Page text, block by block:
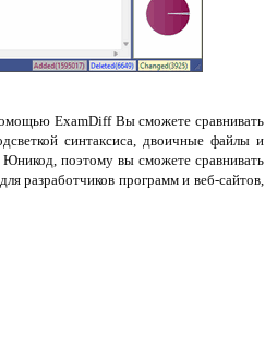
ExamDiff Вы сможете сравнивать
синтаксиса, двоичные файлы и
поэтому вы сможете сравнивать
разработчиков программ и веб-сайтов,